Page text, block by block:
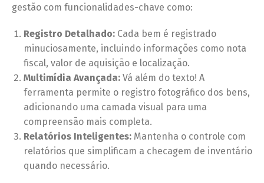
gestão com funcionalidades-chave como:
Registro Detalhado: Cada bem é registrado
minuciosamente, incluindo informações como nota
fiscal, valor de aquisição e localização.
Multimídia Avançada: Vá além do texto! A
ferramenta permite o registro fotográfico dos bens,
adicionando uma camada visual para uma
compreensão mais completa.
Relatórios Inteligentes: Mantenha o controle com
relatórios que simplificam a checagem de inventário
quando necessário.